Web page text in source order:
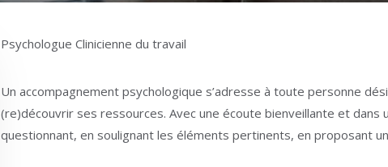
Psychologue Clinicienne du travail
Un accompagnement psychologique s’adresse à toute personne
(re)découvrir ses ressources. Avec une écoute bienveillante et dans
questionnant, en soulignant les éléments pertinents, en proposant